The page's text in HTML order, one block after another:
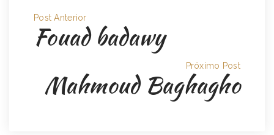
Post Anterior
Fouad badawy
Próximo Post
Mahmoud Baghagho